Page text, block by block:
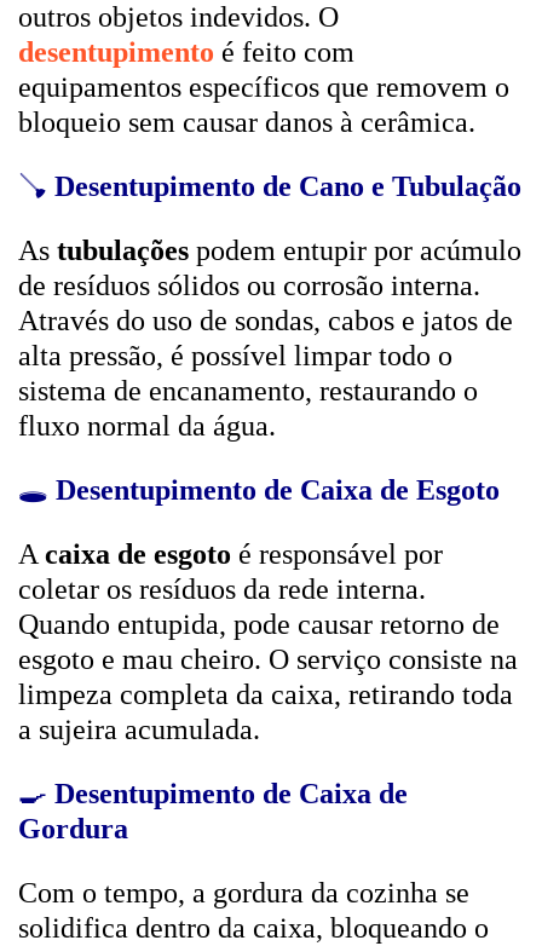
outros objetos indevidos. O
desentupimento é feito com
equipamentos específicos que removem o
bloqueio sem causar danos à cerâmica.
🪠 Desentupimento de Cano e Tubulação
As tubulações podem entupir por acúmulo
de resíduos sólidos ou corrosão interna.
Através do uso de sondas, cabos e jatos de
alta pressão, é possível limpar todo o
sistema de encanamento, restaurando o
fluxo normal da água.
🕳️ Desentupimento de Caixa de Esgoto
A caixa de esgoto é responsável por
coletar os resíduos da rede interna.
Quando entupida, pode causar retorno de
esgoto e mau cheiro. O serviço consiste na
limpeza completa da caixa, retirando toda
a sujeira acumulada.
🍳 Desentupimento de Caixa de
Gordura
Com o tempo, a gordura da cozinha se
solidifica dentro da caixa, bloqueando o